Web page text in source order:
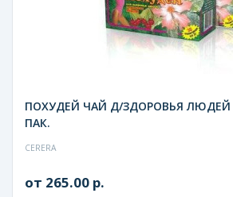
ПОХУДЕЙ ЧАЙ Д/ЗДОРОВЬЯ
ПАК.
CERERA
от 265.00 р.